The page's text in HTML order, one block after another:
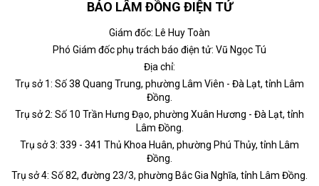
BÁO LÂM ĐỒNG ĐIỆN TỬ
Giám đốc: Lê Huy Toàn
Phó Giám đốc phụ trách báo điện tử: Vũ Ngọc Tú
Địa chỉ:
Trụ sở 1: Số 38 Quang Trung, phường Lâm Viên - Đà Lạt, tỉnh Lâm
Đồng.
Trụ sở 2: Số 10 Trần Hưng Đạo, phường Xuân Hương - Đà Lạt, tỉnh
Lâm Đồng.
Trụ sở 3: 339 - 341 Thủ Khoa Huân, phường Phú Thủy, tỉnh Lâm
Đồng.
Trụ sở 4: Số 82, đường 23/3, phường Bắc Gia Nghĩa, tỉnh Lâm Đồng.